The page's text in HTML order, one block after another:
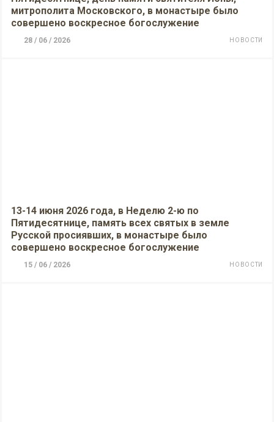
митрополита Московского, в монастыре было
совершено воскресное богослужение
28 / 06 / 2026 НОВОСТИ
13-14 июня 2026 года, в Неделю 2-ю по
Пятидесятнице, память всех святых в земле
Русской просиявших, в монастыре было
совершено воскресное богослужение
15 / 06 / 2026 НОВОСТИ